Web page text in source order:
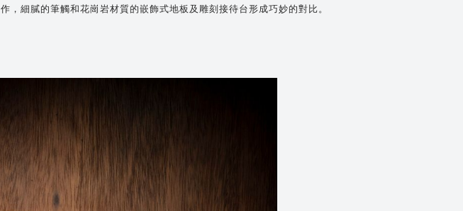
作，細膩的筆觸和花崗岩材質的嵌飾式地板及雕刻接待台形成巧妙的對比。